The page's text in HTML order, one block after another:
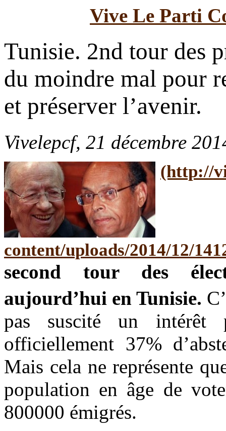
Vive Le Parti
Tunisie. 2nd tour des
du moindre mal pour
et préserver l’avenir.
Vivelepcf, 21 décembre
second tour des
aujourd’hui en Tunisie.
pas suscité un
officiellement 37%
Mais cela ne représente
population en âge de
800000 émigrés.